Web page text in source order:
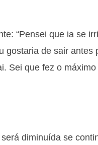
“Pensei que ia se
gostaria de sair antes
Sei que fez o
diminuída se